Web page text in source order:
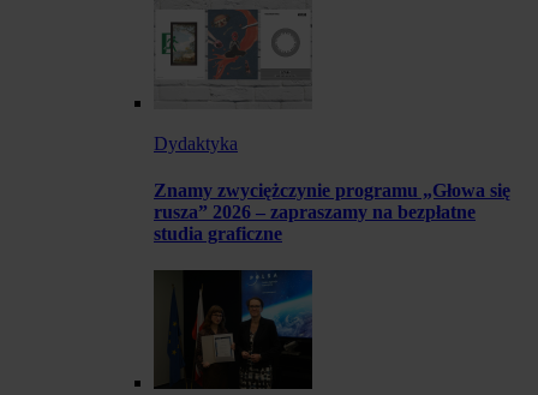
Dydaktyka
Znamy zwyciężczynie programu „Głowa się
rusza” 2026 – zapraszamy na bezpłatne
studia graficzne